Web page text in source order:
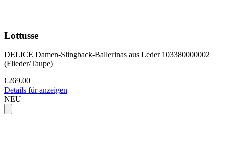
Lottusse
DELICE Damen-Slingback-Ballerinas aus Leder 103380000002
(Flieder/Taupe)
€269.00
Details für anzeigen
NEU